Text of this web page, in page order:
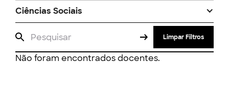
Ciências Sociais
Limpar Filtros
Não foram encontrados docentes.